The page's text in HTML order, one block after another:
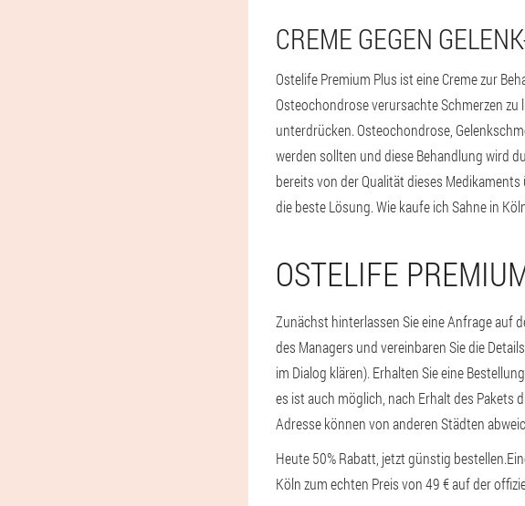
CREME GEGEN
Ostelife Premium Plus ist eine Creme zur
Osteochondrose verursachte Schmerzen
unterdrücken. Osteochondrose,
werden sollten und diese Behandlung wird
bereits von der Qualität dieses
die beste Lösung. Wie kaufe ich Sahne in
OSTELIFE
Zunächst hinterlassen Sie eine Anfrage auf
des Managers und vereinbaren Sie die
im Dialog klären). Erhalten Sie eine
es ist auch möglich, nach Erhalt des Pakets
Adresse können von anderen Städten
Heute 50% Rabatt, jetzt günstig bestellen.
Köln zum echten Preis von 49 € auf der